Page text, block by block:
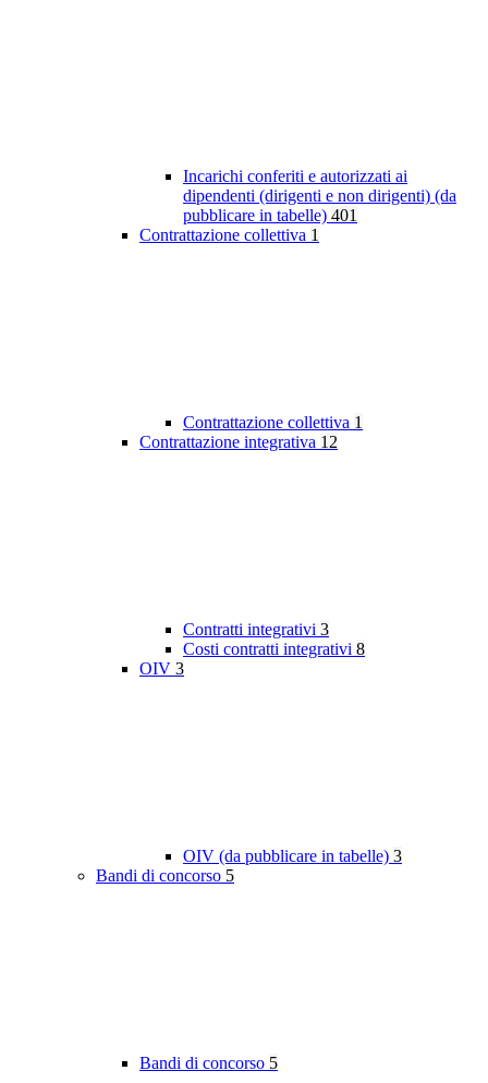
Incarichi conferiti e autorizzati ai
dipendenti (dirigenti e non dirigenti) (da
pubblicare in tabelle) 401
Contrattazione collettiva 1
Contrattazione collettiva 1
Contrattazione integrativa 12
Contratti integrativi 3
Costi contratti integrativi 8
OIV 3
OIV (da pubblicare in tabelle) 3
Bandi di concorso 5
Bandi di concorso 5